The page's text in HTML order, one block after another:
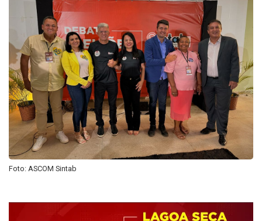
Foto: ASCOM Sintab